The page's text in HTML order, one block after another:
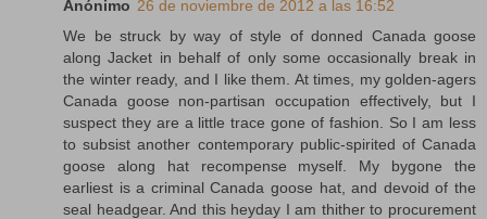
Anónimo 26 de noviembre de 2012 a las 16:52
We be struck by way of style of donned Canada goose
along Jacket in behalf of only some occasionally break in
the winter ready, and I like them. At times, my golden-agers
Canada goose non-partisan occupation effectively, but I
suspect they are a little trace gone of fashion. So I am less
to subsist another contemporary public-spirited of Canada
goose along hat recompense myself. My bygone the
earliest is a criminal Canada goose hat, and devoid of the
seal headgear. And this heyday I am thither to procurement